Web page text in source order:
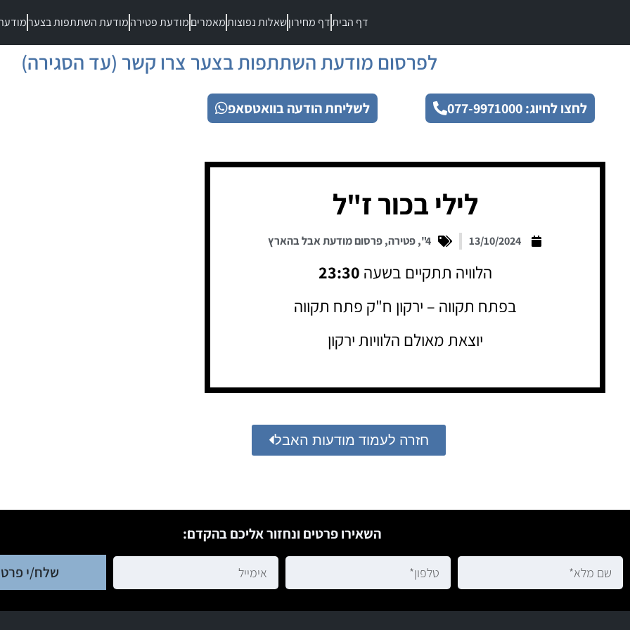
דף הביתדף מחירוןשאלות נפוצותמאמריםמודעת פטירהמודעת השתתפות בצער
לפרסום מודעת השתתפות בצער צרו קשר (עד הסגירה)
לחצו לחיוג: 077-9971000 לשליחת הודעה בוואטסאפ
לילי בכור ז"ל
13/10/2024
4"
,פטירה,פרסום מודעת אבל בהארץ
הלוויה תתקיים בשעה 23:30
בפתח תקווה – ירקון ח"ק פתח תקווה
יוצאת מאולם הלוויות ירקון
חזרה לעמוד מודעות האבל
השאירו פרטים ונחזור אליכם בהקדם:
שלח/י